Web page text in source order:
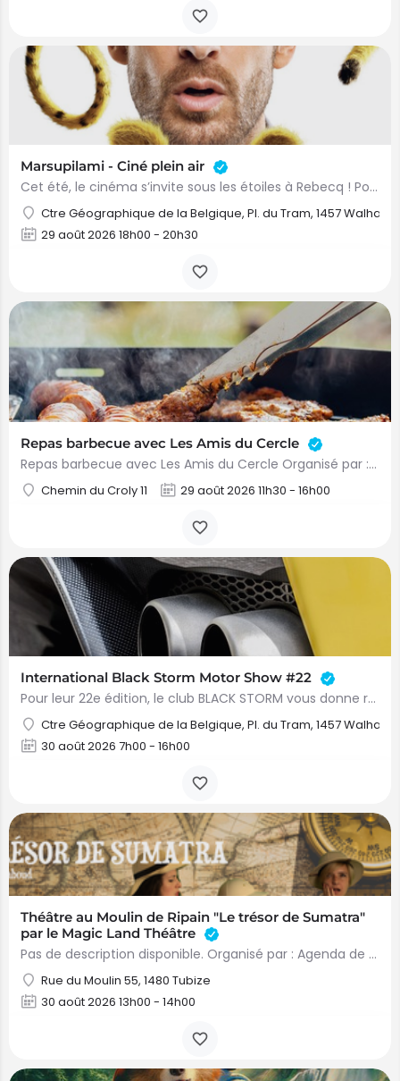
Marsupilami - Ciné plein air
Cet été, le cinéma s’invite sous les étoiles à Rebecq ! Pour sa 6ᵉ édition, le cinéma en plein air revient…
Ctre Géographique de la Belgique, Pl. du Tram, 1457 Walhain
29 août 2026 18h00 - 20h30
Repas barbecue avec Les Amis du Cercle
Repas barbecue avec Les Amis du Cercle Organisé par : Administration communale de Rebecq
Chemin du Croly 11 29 août 2026 11h30 - 16h00
International Black Storm Motor Show #22
Pour leur 22e édition, le club BLACK STORM vous donne rendez-vous le 30 août 2026 dès 9h à la place du…
Ctre Géographique de la Belgique, Pl. du Tram, 1457 Walhain
30 août 2026 7h00 - 16h00
Théâtre au Moulin de Ripain "Le trésor de Sumatra"
par le Magic Land Théâtre
Pas de description disponible. Organisé par : Agenda de Tubize
Rue du Moulin 55, 1480 Tubize
30 août 2026 13h00 - 14h00